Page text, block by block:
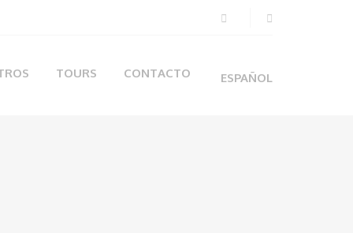
TOURS CONTACTO ESPAÑOL